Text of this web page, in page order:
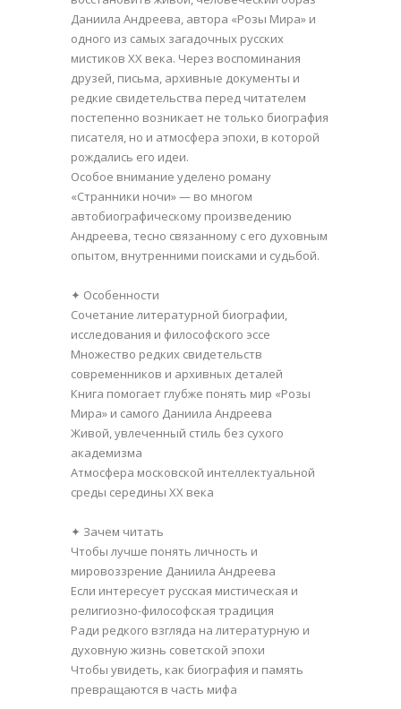
Даниила Андреева, автора «Розы Мира» и
одного из самых загадочных русских
мистиков XX века. Через воспоминания
друзей, письма, архивные документы и
редкие свидетельства перед читателем
постепенно возникает не только биография
писателя, но и атмосфера эпохи, в которой
рождались его идеи.
Особое внимание уделено роману
«Странники ночи» — во многом
автобиографическому произведению
Андреева, тесно связанному с его духовным
опытом, внутренними поисками и судьбой.
✦ Особенности
Сочетание литературной биографии,
исследования и философского эссе
Множество редких свидетельств
современников и архивных деталей
Книга помогает глубже понять мир «Розы
Мира» и самого Даниила Андреева
Живой, увлеченный стиль без сухого
академизма
Атмосфера московской интеллектуальной
среды середины XX века
✦ Зачем читать
Чтобы лучше понять личность и
мировоззрение Даниила Андреева
Если интересует русская мистическая и
религиозно-философская традиция
Ради редкого взгляда на литературную и
духовную жизнь советской эпохи
Чтобы увидеть, как биография и память
превращаются в часть мифа